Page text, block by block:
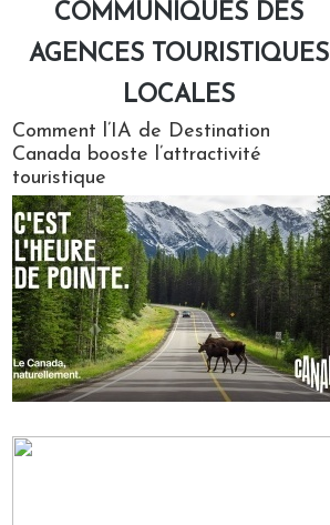
COMMUNIQUÉS DES
AGENCES TOURISTIQUES
LOCALES
Comment l’IA de Destination
Canada booste l’attractivité
touristique